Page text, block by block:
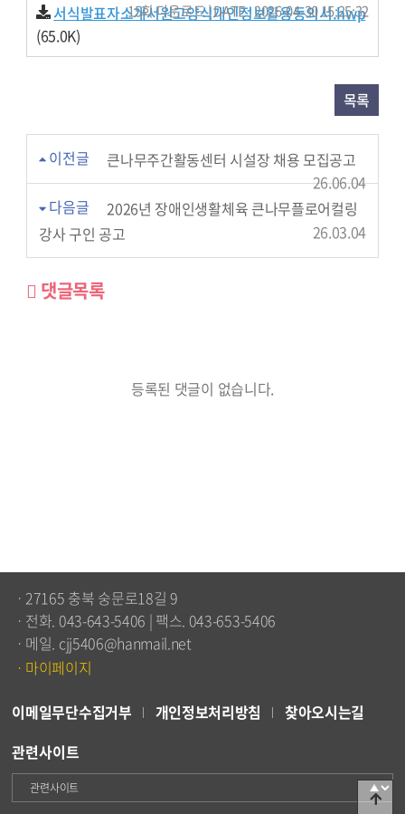
서식발표자소개서원고양식개인정보활용동의서.hwp
(65.0K)
15회 다운로드 | DATE : 2026-04-30 15:25:32
목록
이전글
큰나무주간활동센터 시설장 채용 모집공고
26.06.04
다음글
2026년 장애인생활체육 큰나무플로어컬링
강사 구인 공고
26.03.04
댓글목록
등록된 댓글이 없습니다.
ㆍ27165 충북 숭문로18길 9
ㆍ전화. 043-643-5406 | 팩스. 043-653-5406
ㆍ메일. cjj5406@hanmail.net
ㆍ마이페이지
이메일무단수집거부 개인정보처리방침
찾아오시는길
관련사이트